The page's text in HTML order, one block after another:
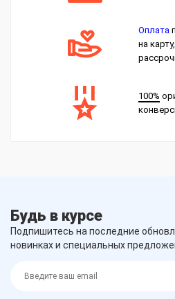
Оплата
на
100%
Будь в курсе
Подпишитесь на последние
новинках и специальных